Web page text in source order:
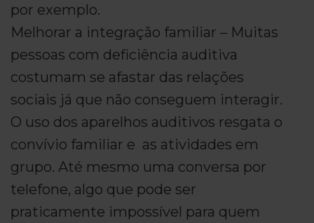
por exemplo.
Melhorar a integração familiar – Muitas
pessoas com deficiência auditiva
costumam se afastar das relações
sociais já que não conseguem interagir.
O uso dos aparelhos auditivos resgata o
convívio familiar e as atividades em
grupo. Até mesmo uma conversa por
telefone, algo que pode ser
praticamente impossível para quem